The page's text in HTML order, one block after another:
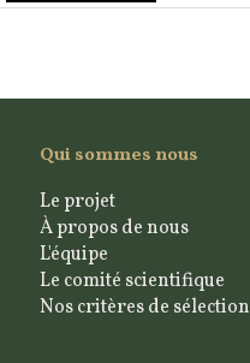
Qui sommes nous
Le projet
À propos de nous
L'équipe
Le comité scientifique
Nos critères de sélection